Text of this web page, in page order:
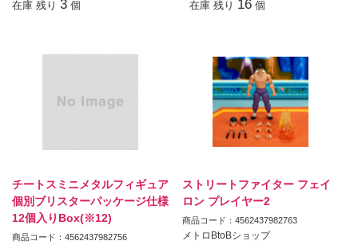
在庫 残り 3 個 在庫 残り 16 個
チートスミニメタルフィギュア
個別ブリスターパッケージ仕様
12個入りBox(※12)
商品コード：4562437982756
ストリートファイター フェイ
ロン プレイヤー2
商品コード：4562437982763
メトロBtoBショップ